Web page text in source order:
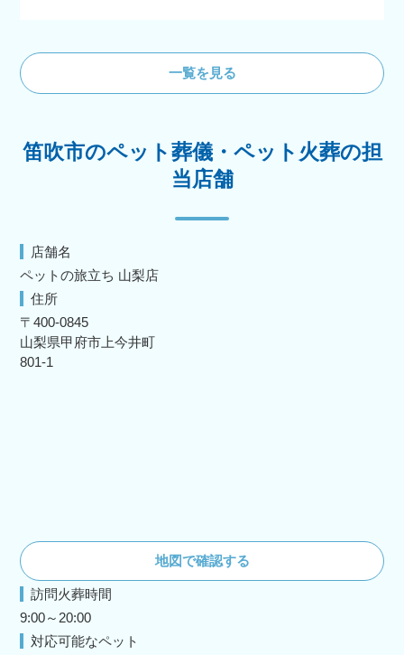
一覧を見る
笛吹市のペット葬儀・ペット火葬の担
当店舗
店舗名
ペットの旅立ち 山梨店
住所
〒400-0845
山梨県甲府市上今井町
801-1
地図で確認する
訪問火葬時間
9:00～20:00
対応可能なペット